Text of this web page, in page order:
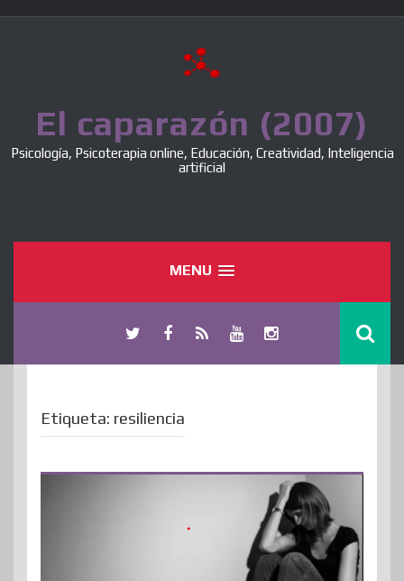
El caparazón (2007)
Psicología, Psicoterapia online, Educación, Creatividad, Inteligencia
artificial
MENU
Etiqueta: resiliencia